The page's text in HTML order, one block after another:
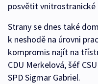
posvětit vnitrostranické
Strany se dnes také
k neshodě na úrovni
kompromis najít na
CDU Merkelová, šéf
SPD Sigmar Gabriel.